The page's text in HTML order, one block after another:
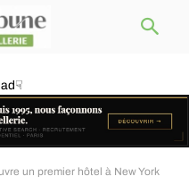
un premier hôtel à New York